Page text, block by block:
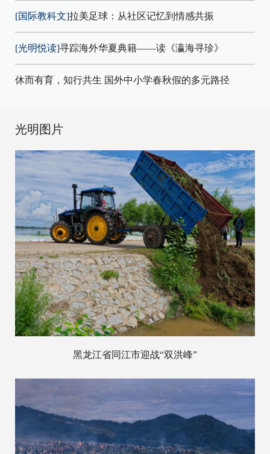
[国际教科文]拉美足球：从社区记忆到情感共振
[光明悦读]寻踪海外华夏典籍——读《瀛海寻珍》
休而有育，知行共生 国外中小学春秋假的多元路径
光明图片
黑龙江省同江市迎战“双洪峰”